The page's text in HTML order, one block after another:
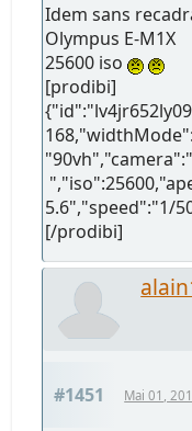
Idem sans
Olympus E-M1X
25600 iso
[prodibi]
5.6","speed":"1/
[/prodibi]
#1451 Mai 01,